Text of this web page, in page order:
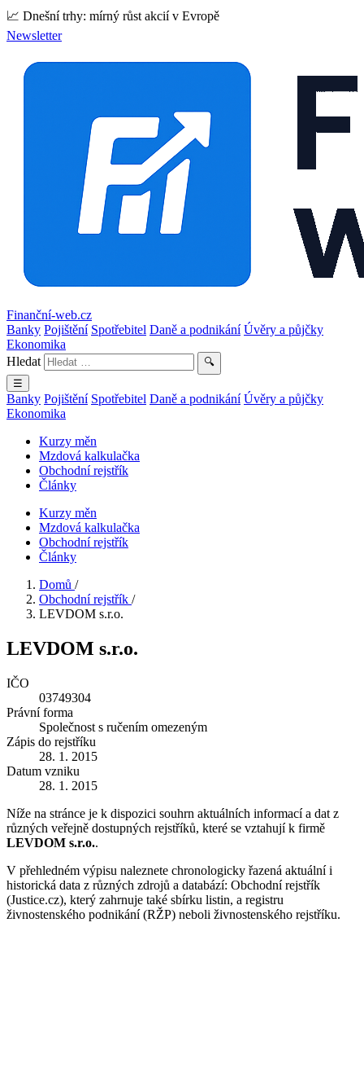
📈 Dnešní trhy: mírný růst akcií v Evropě
Newsletter
Finanční-web.cz
Banky Pojištění Spotřebitel Daně a podnikání Úvěry a půjčky
Ekonomika
Hledat
🔍
☰
Banky Pojištění Spotřebitel Daně a podnikání Úvěry a půjčky
Ekonomika
Kurzy měn
Mzdová kalkulačka
Obchodní rejstřík
Články
Kurzy měn
Mzdová kalkulačka
Obchodní rejstřík
Články
Domů /
Obchodní rejstřík /
LEVDOM s.r.o.
LEVDOM s.r.o.
IČO
03749304
Právní forma
Společnost s ručením omezeným
Zápis do rejstříku
28. 1. 2015
Datum vzniku
28. 1. 2015
Níže na stránce je k dispozici souhrn aktuálních informací a dat z
různých veřejně dostupných rejstříků, které se vztahují k firmě
LEVDOM s.r.o..
V přehledném výpisu naleznete chronologicky řazená aktuální i
historická data z různých zdrojů a databází: Obchodní rejstřík
(Justice.cz), který zahrnuje také sbírku listin, a registru
živnostenského podnikání (RŽP) neboli živnostenského rejstříku.